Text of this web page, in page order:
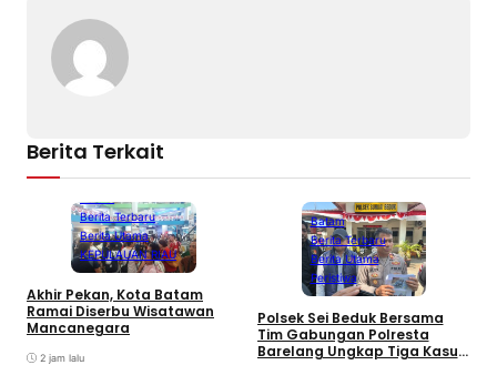
Berita Terkait
Berita Terbaru
Berita Utama
KEPULAUAN RIAU
Akhir Pekan, Kota Batam
Ramai Diserbu Wisatawan
Mancanegara
2 jam lalu
Batam
Berita Terbaru
Berita Utama
Peristiwa
Polsek Sei Beduk Bersama
Tim Gabungan Polresta
Barelang Ungkap Tiga Kasus